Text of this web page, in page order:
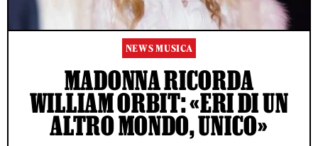
NEWS MUSICA
MADONNA RICORDA
WILLIAM ORBIT: «ERI DI UN
ALTRO MONDO, UNICO»